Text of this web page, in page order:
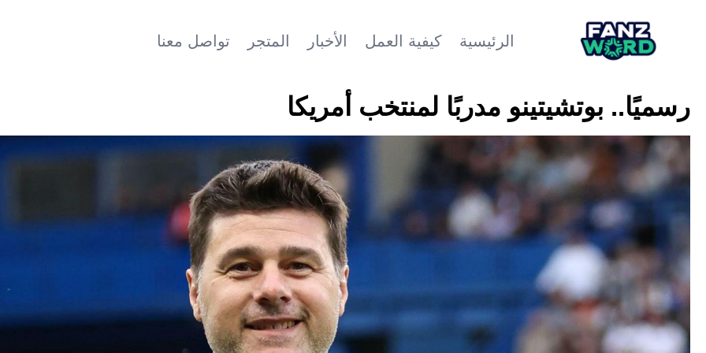
الرئيسية كيفية العمل الأخبار المتجر تواصل معنا
رسميًا.. بوتشيتينو مدربًا لمنتخب أمريكا